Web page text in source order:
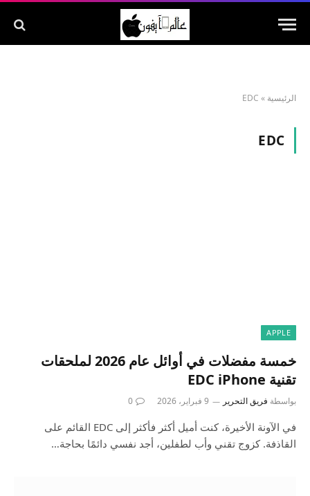
الرئيسية »
EDC
EDC
APPLE
خمسة مفضلات في أوائل عام 2026 لملحقات
تقنية EDC iPhone
بواسطة فريق التحرير 9 فبراير، 2026 0
في الآونة الأخيرة، كنت أميل أكثر فأكثر إلى EDC القائم على
القاذفة. كزوج تقني وأب لطفلين، أجد نفسي دائمًا بحاجة…